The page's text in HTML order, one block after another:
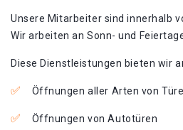
Unsere Mitarbeiter sind innerhalb
Wir arbeiten an Sonn- und
Diese Dienstleistungen bieten wir
Öffnungen aller Arten von
Öffnungen von Autotüren